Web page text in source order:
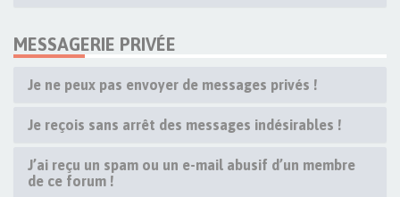
MESSAGERIE PRIVÉE
Je ne peux pas envoyer de messages privés !
Je reçois sans arrêt des messages indésirables !
J’ai reçu un spam ou un e-mail abusif d’un membre
de ce forum !